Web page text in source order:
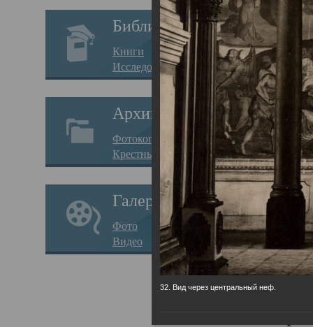
Библиотека
Книги
Исследования
Архив
Фотокопии дел
Крестные ходы
Галерея
Фото
Видео
32. Вид через центральный неф.